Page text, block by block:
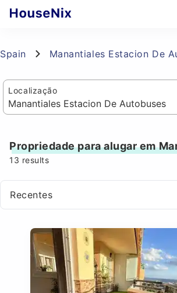
Spain Manantiales Estacion De
Localização
Propriedade para alugar em
13 results
Recentes